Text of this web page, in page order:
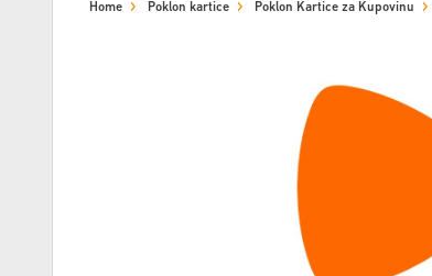
Home Poklon kartice Poklon Kartice za Kupovinu